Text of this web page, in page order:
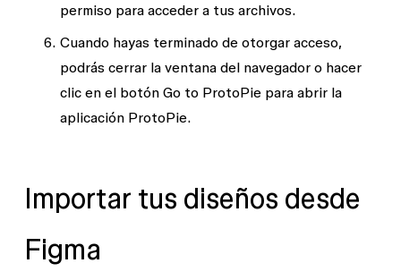
permiso para acceder a tus archivos.
Cuando hayas terminado de otorgar acceso,
podrás cerrar la ventana del navegador o hacer
clic en el botón Go to ProtoPiepara abrir la
aplicación ProtoPie.
Importar tus diseños desde
Figma